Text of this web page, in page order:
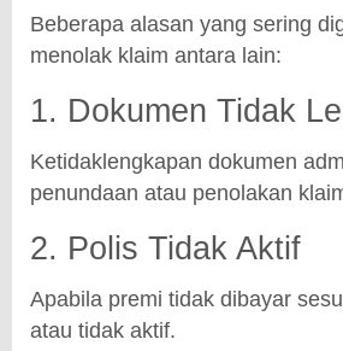
Beberapa alasan yang sering
menolak klaim antara lain:
1. Dokumen Tidak
Ketidaklengkapan dokumen
penundaan atau penolakan
2. Polis Tidak Aktif
Apabila premi tidak dibayar
atau tidak aktif.